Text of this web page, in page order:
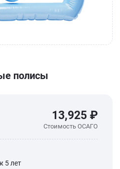
полисы
13,925 ₽
Стоимость ОСАГО
5 лет